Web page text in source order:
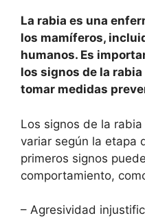
La rabia es una
los mamíferos,
humanos. Es
los signos de la
tomar medidas
Los signos de la
variar según la etapa
primeros signos
comportamiento,
– Agresividad